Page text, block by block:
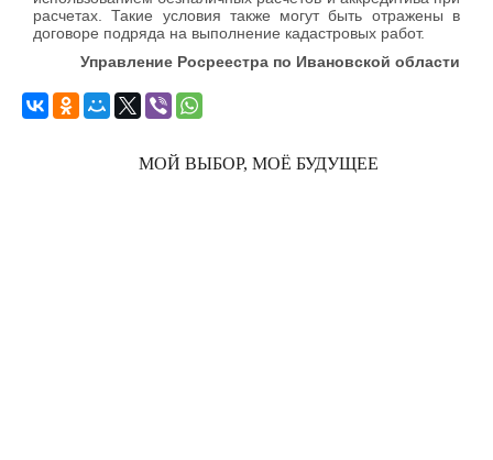
расчетах. Такие условия также могут быть отражены в
договоре подряда на выполнение кадастровых работ.
Управление Росреестра по Ивановской области
МОЙ ВЫБОР, МОЁ БУДУЩЕЕ